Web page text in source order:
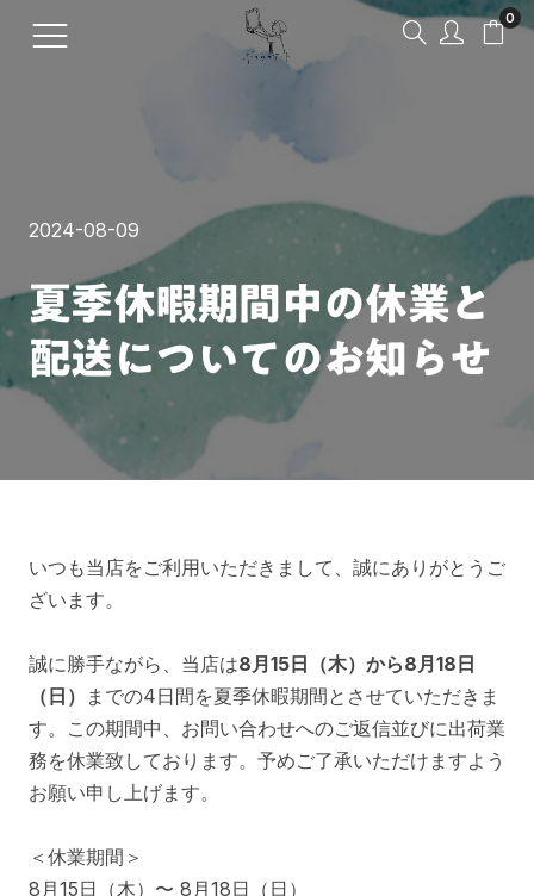
0
マイページへ
商品一覧
アーティスト一覧
カテゴリから探す
アーティストから探す
全てのアーティスト
フィンセント・ファン・ゴ
ッホ
クロード・モネ
ヨハネス・フェルメール
エゴン・シーレ
ピート・モンドリアン
ワシリー・カンディンスキ
パウル・クレー
美術史・芸術運動から探す
全ての美術史・芸術運動
印象派
新印象派
ポスト印象派
アール・ヌーヴォー
ドイツ表現主義
ウィーン分離派
キュビスム
バウハウス
ジャンルから探す
全てのジャンル
風景画
静物画
人物画
肖像画
博物画
動物画
歴史画
宗教画
寓意画
風俗画
原画の技法から探す
全ての原画の技法
水彩画
油彩画
版画
ドローイング
国・地域から探す
全ての国・地域
アジア
日本
欧米
全ての欧米
フランス
アメリカ
イギリス
イタリア
ドイツ
オーストリア
オランダ
ロシア
ポーランド
スペイン
作品の印象から探す
全ての作品の印象
明るい
ポップ・楽しい
かわいい
鮮明・ビビッド
淡い
きれい
強烈
躍動的・ダイナミック
ぼんやり・アンニュイ
不思議な
年代から探す
全ての年代
17世紀（1600年代）
18世紀（1700年代）
19世紀（1800年代）
20世紀（1900年代）
色から探す
全ての色
レッド系
オレンジ系
イエロー系
グリーン系
ブルー系
パープル系
ピンク系
モノクロ
カラフル
淡色
ボクらのアートとは？
2024-08-09
夏季休暇期間中の休業と
配送についてのお知らせ
いつも当店をご利用いただきまして、誠にありがとうご
ざいます。
誠に勝手ながら、当店は8月15日（木）から8月18日
（日） までの4日間を夏季休暇期間とさせていただきま
す。この期間中、お問い合わせへのご返信並びに出荷業
務を休業致しております。予めご了承いただけますよう
お願い申し上げます。
＜休業期間＞
8月15日（木）〜 8月18日（日）